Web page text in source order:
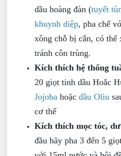
dầu hoàng đàn (tuyết
khuynh diệp, pha chế
xông chỗ bị cắn, có thể
tránh côn trùng.
Kích thích hệ thống
20 giọt tinh dầu Hoắc
Jojoba hoặc dầu Oliu
cơ thể
Kích thích mọc tóc,
đầu hãy pha 3 đến 5